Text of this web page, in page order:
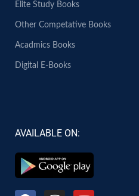
Elite Study Books
Other Competative Books
Acadmics Books
Digital E-Books
AVAILABLE ON: